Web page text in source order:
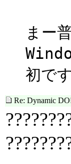
まー
初で
Re: Dynamic